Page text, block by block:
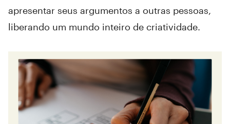
apresentar seus argumentos a outras pessoas,
liberando um mundo inteiro de criatividade.